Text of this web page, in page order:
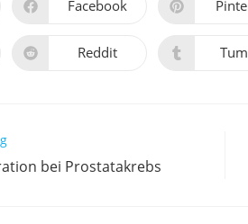
Facebook
Reddit
bei Prostatakrebs